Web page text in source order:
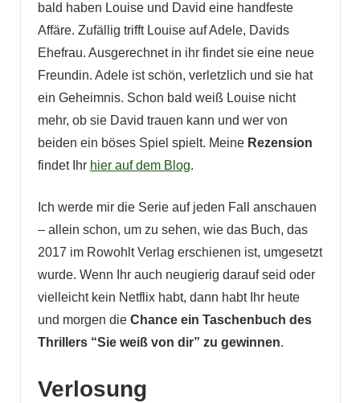
bald haben Louise und David eine handfeste
Affäre. Zufällig trifft Louise auf Adele, Davids
Ehefrau. Ausgerechnet in ihr findet sie eine neue
Freundin. Adele ist schön, verletzlich und sie hat
ein Geheimnis. Schon bald weiß Louise nicht
mehr, ob sie David trauen kann und wer von
beiden ein böses Spiel spielt. Meine Rezension
findet Ihr hier auf dem Blog.
Ich werde mir die Serie auf jeden Fall anschauen
– allein schon, um zu sehen, wie das Buch, das
2017 im Rowohlt Verlag erschienen ist, umgesetzt
wurde. Wenn Ihr auch neugierig darauf seid oder
vielleicht kein Netflix habt, dann habt Ihr heute
und morgen dieChance ein Taschenbuch des
Thrillers “Sie weiß von dir” zu gewinnen.
Verlosung